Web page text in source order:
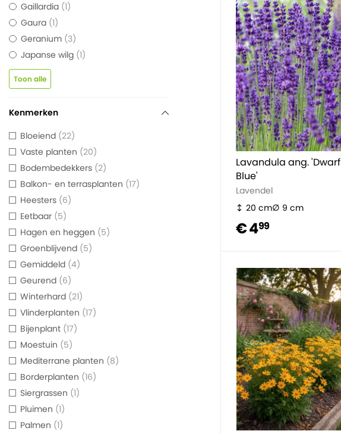
Lavandula ang. 'Dwarf
Blue'
Lavendel
20 cm
9 cm
€ 499
Gaillardia 1
Gaura 1
Geranium 3
Japanse wilg 1
Toon alle
Kenmerken
Bloeiend 22
Vaste planten 20
Bodembedekkers 2
Balkon- en terrasplanten 17
Heesters 6
Eetbaar 5
Hagen en heggen 5
Groenblijvend 5
Gemiddeld 4
Geurend 6
Winterhard 21
Vlinderplanten 17
Bijenplant 17
Moestuin 5
Mediterrane planten 8
Borderplanten 16
Siergrassen 1
Pluimen 1
Palmen 1